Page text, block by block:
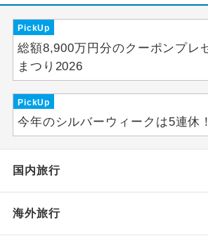
PickUp
総額8,900万円分のクーポンプレ
まつり2026
PickUp
今年のシルバーウィークは5連休！
国内旅行
海外旅行